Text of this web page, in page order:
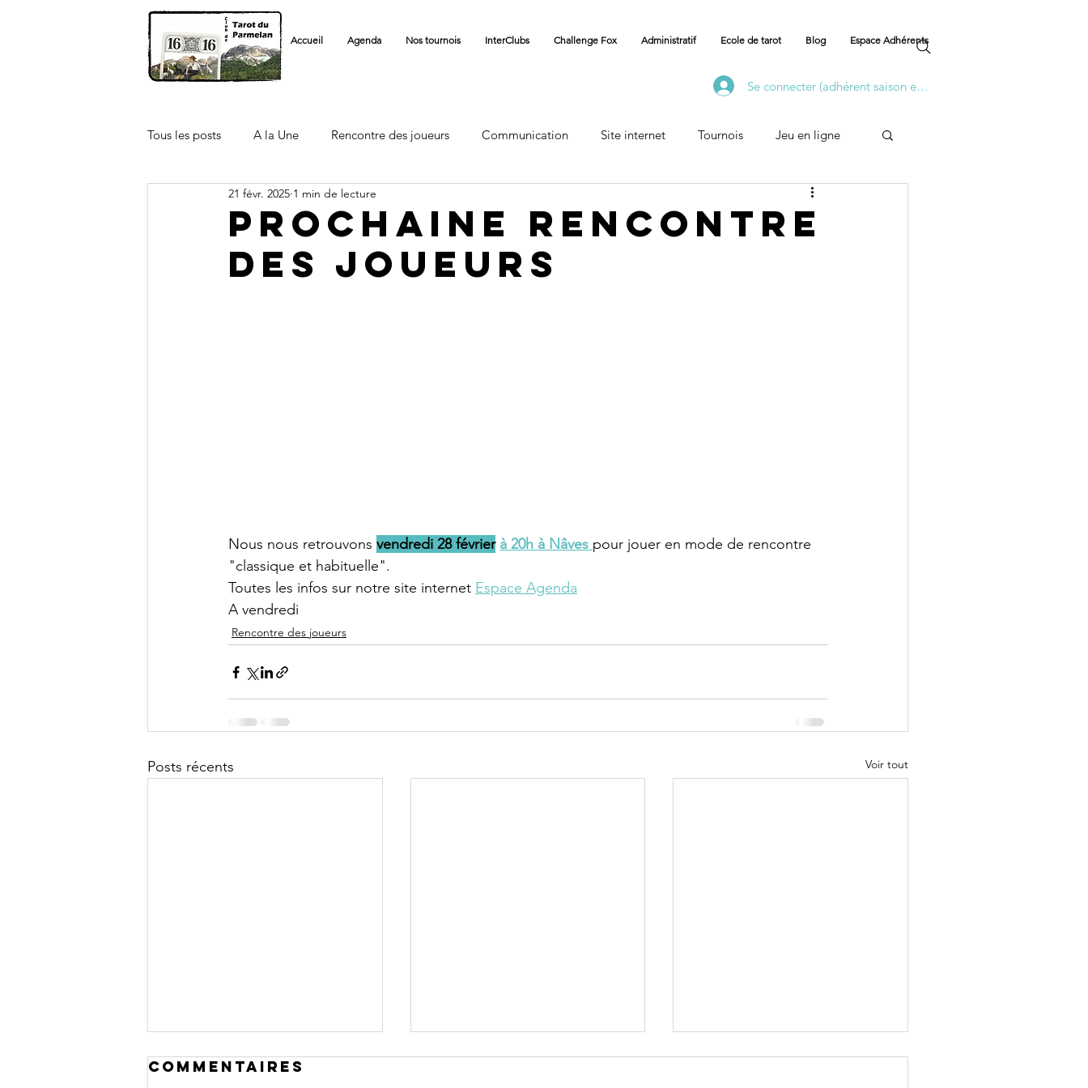
Accueil Agenda Nos tournois InterClubs Challenge Fox Administratif Ecole de tarot Blog Espace Adhérents
Se connecter (adhérent saison en cours)
Tous les posts A la Une Rencontre des joueurs Communication Site internet Tournois Jeu en ligne
Licenciés FFT Autre Club Carnet
Prochaine rencontre
des joueurs
21 févr. 2025 1 min de lecture
Nous nous retrouvons vendredi 28 février à 20h à Nâves pour jouer en mode de rencontre
"classique et habituelle".
Toutes les infos sur notre site internet Espace Agenda
A vendredi
Rencontre des joueurs
Posts récents Voir tout
Commentaires